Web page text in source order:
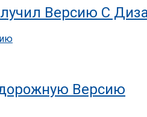
Версию С
Версию